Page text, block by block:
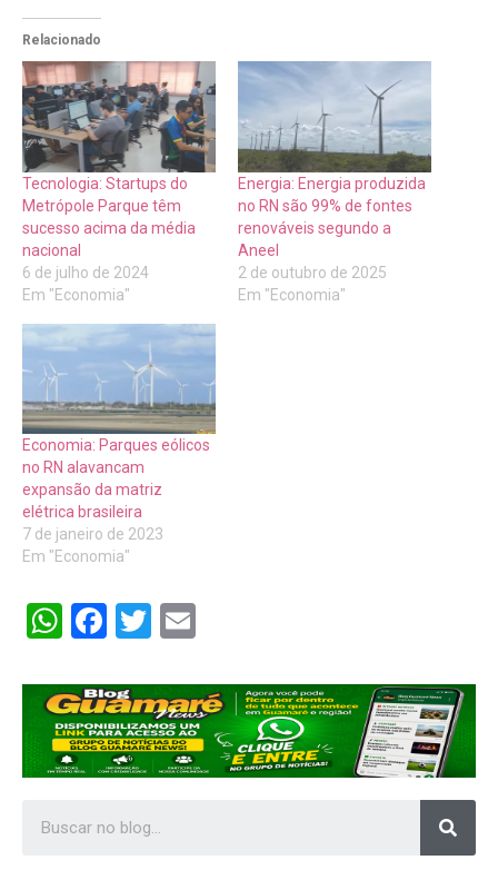
Relacionado
Tecnologia: Startups do
Metrópole Parque têm
sucesso acima da média
nacional
6 de julho de 2024
Em "Economia"
Energia: Energia produzida
no RN são 99% de fontes
renováveis segundo a
Aneel
2 de outubro de 2025
Em "Economia"
Economia: Parques eólicos
no RN alavancam
expansão da matriz
elétrica brasileira
7 de janeiro de 2023
Em "Economia"
WhatsApp
Facebook
Twitter